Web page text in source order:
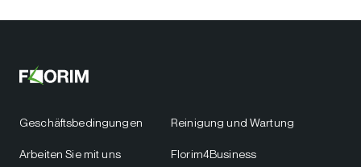
Geschäftsbedingungen
Arbeiten Sie mit uns
Reinigung und Wartung
Florim4Business